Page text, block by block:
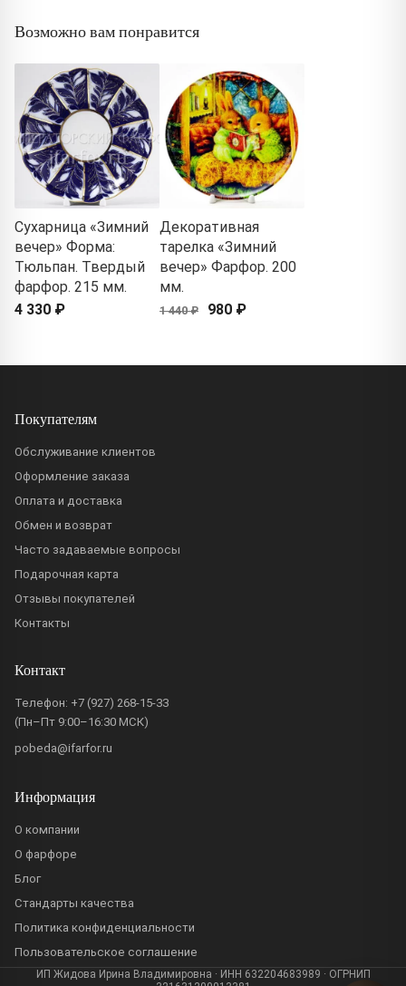
Возможно вам понравится
Сухарница «Зимний
вечер» Форма:
Тюльпан. Твердый
фарфор. 215 мм.
4 330 ₽
Декоративная
тарелка «Зимний
вечер» Фарфор. 200
мм.
1 440 ₽ 980 ₽
Покупателям
Обслуживание клиентов
Оформление заказа
Оплата и доставка
Обмен и возврат
Часто задаваемые вопросы
Подарочная карта
Отзывы покупателей
Контакты
Контакт
Телефон: +7 (927) 268-15-33
(Пн–Пт 9:00–16:30 МСК)
pobeda@ifarfor.ru
Информация
О компании
О фарфоре
Блог
Стандарты качества
Политика конфиденциальности
Пользовательское соглашение
ИП Жидова Ирина Владимировна · ИНН 632204683989 · ОГРНИП